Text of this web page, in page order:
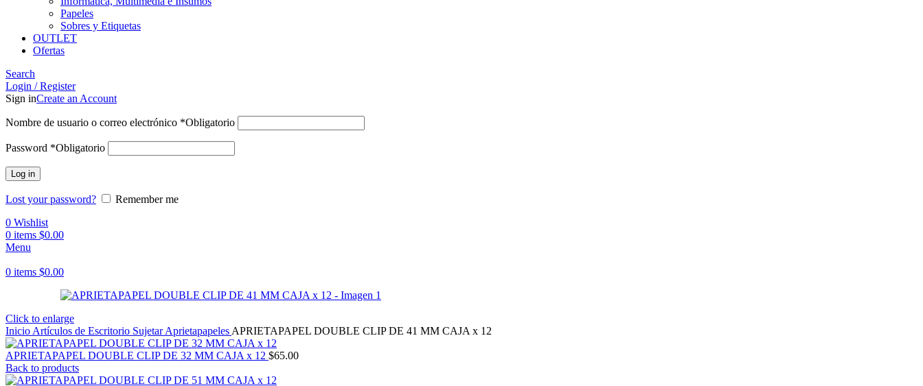
Papeles
Sobres y Etiquetas
OUTLET
Ofertas
Search
Login / Register
Sign inCreate an Account
Nombre de usuario o correo electrónico *Obligatorio
Password *Obligatorio
Log in
Lost your password?
Remember me
0 Wishlist
0 items $0.00
Menu
0 items $0.00
Click to enlarge
Inicio Artículos de Escritorio SujetarAprietapapeles APRIETAPAPEL DOUBLE CLIP DE 41 MM CAJA x 12
APRIETAPAPEL DOUBLE CLIP DE 32 MM CAJA x 12 $65.00
Back to products